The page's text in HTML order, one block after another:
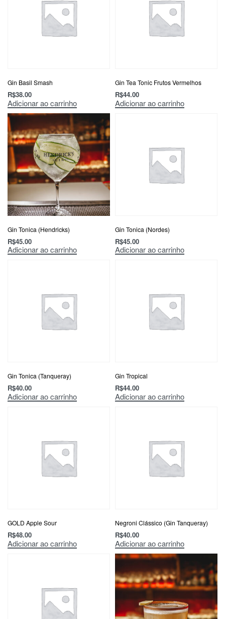
Gin Basil Smash
R$38.00
Adicionar ao carrinho
Gin Tea Tonic Frutos Vermelhos
R$44.00
Adicionar ao carrinho
Gin Tonica (Hendricks)
R$45.00
Adicionar ao carrinho
Gin Tonica (Nordes)
R$45.00
Adicionar ao carrinho
Gin Tonica (Tanqueray)
R$40.00
Adicionar ao carrinho
Gin Tropical
R$44.00
Adicionar ao carrinho
GOLD Apple Sour
R$48.00
Adicionar ao carrinho
Negroni Clássico (Gin Tanqueray)
R$40.00
Adicionar ao carrinho